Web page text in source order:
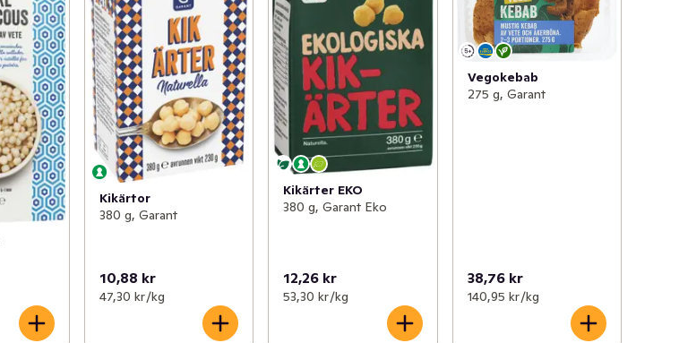
Kikärtor
380 g, Garant
10,88 kr
47,30 kr /kg
Kikärter EKO
380 g, Garant Eko
12,26 kr
53,30 kr /kg
Vegokebab
275 g, Garant
38,76 kr
140,95 kr /kg